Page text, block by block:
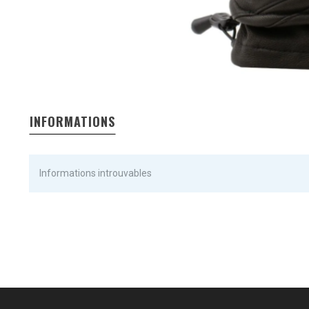
INFORMATIONS
Informations introuvables